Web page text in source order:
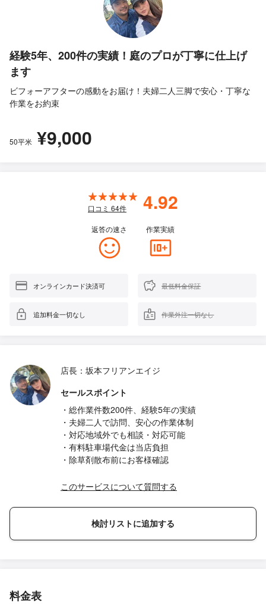
経験5年、200件の実績！庭のプロが丁寧に仕上げ
ます
ビフォーアフターの感動をお届け！夫婦二人三脚で安心・丁寧な
作業をお約束
50平米 ¥9,000
口コミ 64件 4.92
返答の速さ 作業実績
オンラインカード決済可 最低料金保証
追加料金一切なし 作業外注一切なし
店長：坂本フリアンエイジ
セールスポイント
・総作業件数200件、経験5年の実績
・夫婦二人で訪問、安心の作業体制
・対応地域外でも相談・対応可能
・有料駐車場代金は当店負担
・除草剤散布前にお客様確認
このサービスについて質問する
検討リストに追加する
料金表